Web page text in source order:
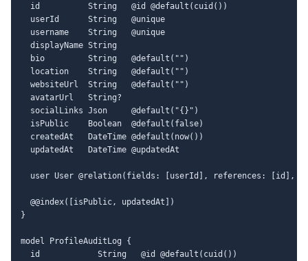
  id          String   @id @default(cuid())
  userId      String   @unique
  username    String   @unique
  displayName String
  bio         String   @default("")
  location    String   @default("")
  websiteUrl  String   @default("")
  avatarUrl   String?
  socialLinks Json     @default("{}")
  isPublic    Boolean  @default(false)
  createdAt   DateTime @default(now())
  updatedAt   DateTime @updatedAt
user User @relation(fields: [userId], references: [id],
  @@index([isPublic, updatedAt])
}
model ProfileAuditLog {
  id            String   @id @default(cuid())